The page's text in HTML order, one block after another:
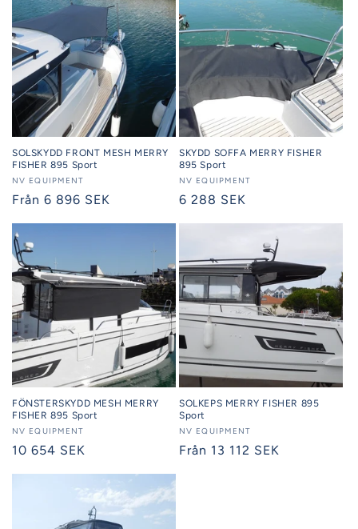
SOLSKYDD FRONT MESH MERRY
FISHER 895 Sport
Säljare:
NV EQUIPMENT
Ordinarie
Från 6 896 SEK
SKYDD SOFFA MERRY FISHER
895 Sport
Säljare:
NV EQUIPMENT
Ordinarie
6 288 SEK
FÖNSTERSKYDD MESH MERRY
FISHER 895 Sport
Säljare:
NV EQUIPMENT
Ordinarie
10 654 SEK
SOLKEPS MERRY FISHER 895
Sport
Säljare:
NV EQUIPMENT
Ordinarie
Från 13 112 SEK